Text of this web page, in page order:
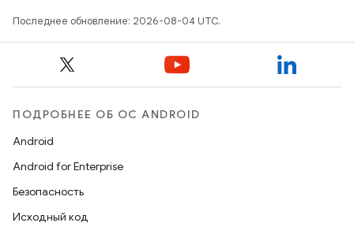
Последнее обновление: 2026-08-04 UTC.
ПОДРОБНЕЕ ОБ ОС ANDROID
Android
Android for Enterprise
Безопасность
Исходный код